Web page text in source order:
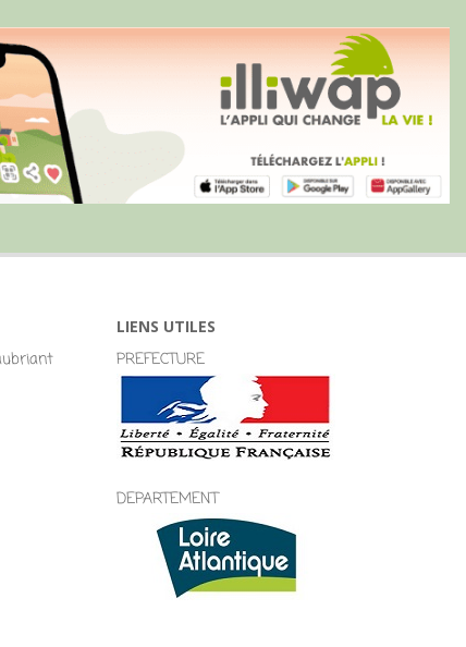
LIENS UTILES
PREFECTURE
DEPARTEMENT